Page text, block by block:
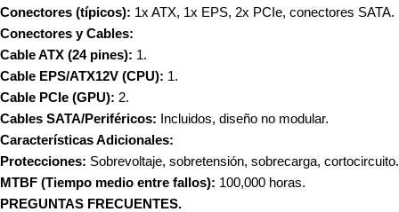
Conectores (típicos): 1x ATX, 1x EPS, 2x PCIe, conectores SATA.
Conectores y Cables:
Cable ATX (24 pines): 1.
Cable EPS/ATX12V (CPU): 1.
Cable PCIe (GPU): 2.
Cables SATA/Periféricos: Incluidos, diseño no modular.
Características Adicionales:
Protecciones: Sobrevoltaje, sobretensión, sobrecarga, cortocircuito.
MTBF (Tiempo medio entre fallos): 100,000 horas.
PREGUNTAS FRECUENTES.